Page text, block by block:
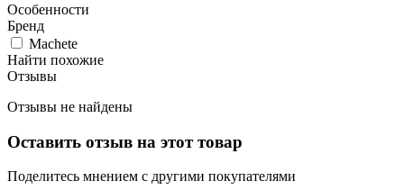
Особенности
Бренд
Machete
Найти похожие
Отзывы
Отзывы не найдены
Оставить отзыв на этот товар
Поделитесь мнением с другими покупателями